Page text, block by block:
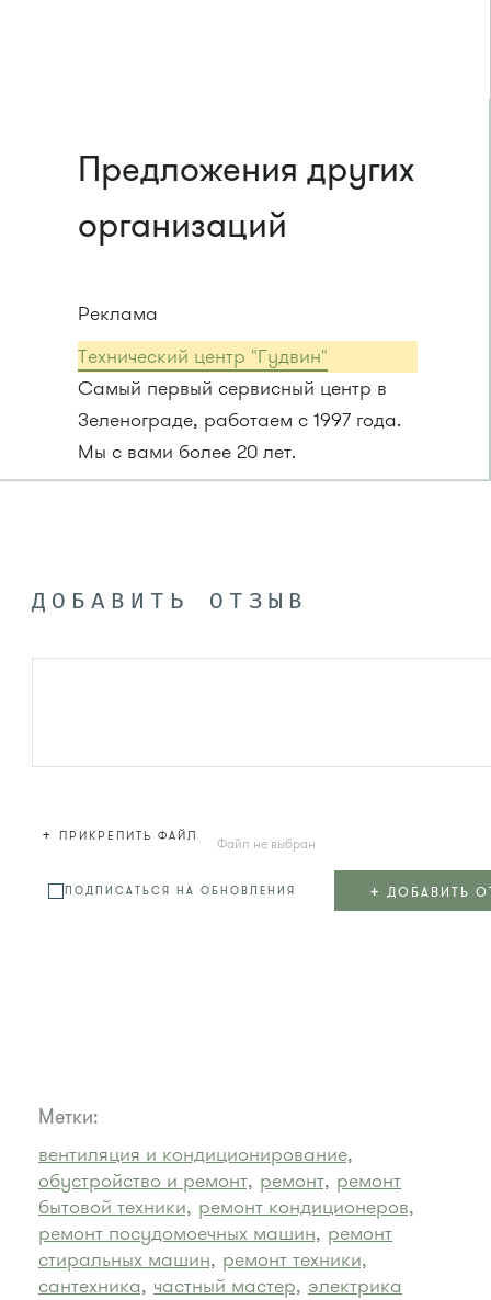
Предложения других
организаций
Реклама
Технический центр "Гудвин"
Самый первый сервисный центр в
Зеленограде, работаем с 1997 года.
Мы с вами более 20 лет.
ДОБАВИТЬ ОТЗЫВ
+ ПРИКРЕПИТЬ ФАЙЛ Файл не выбран
ПОДПИСАТЬСЯ НА ОБНОВЛЕНИЯ + ДОБАВИТЬ
Метки:
вентиляция и кондиционирование,
обустройство и ремонт, ремонт, ремонт
бытовой техники, ремонт кондиционеров,
ремонт посудомоечных машин, ремонт
стиральных машин, ремонт техники,
сантехника, частный мастер, электрика